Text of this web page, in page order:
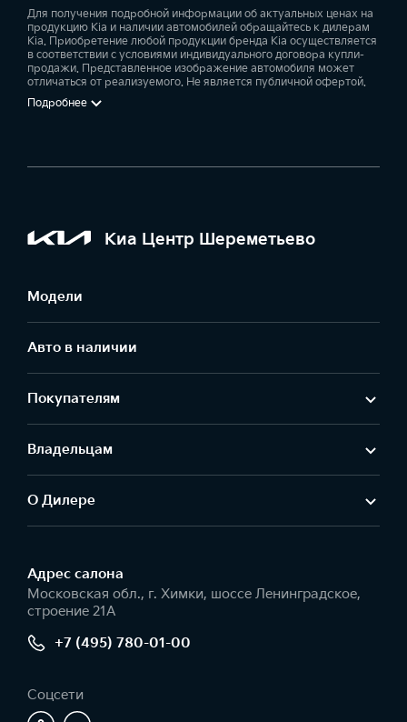
Для получения подробной информации об актуальных ценах на
продукцию Kia и наличии автомобилей обращайтесь к дилерам
Kia. Приобретение любой продукции бренда Kia осуществляется
в соответствии с условиями индивидуального договора купли-
продажи. Представленное изображение автомобиля может
отличаться от реализуемого. Не является публичной офертой.
Подробнее
Киа Центр Шереметьево
Модели
Авто в наличии
Покупателям
Владельцам
О Дилере
Адрес салонa
Московская обл., г. Химки, шоссе Ленинградское,
строение 21А
+7 (495) 780-01-00
Соцсети